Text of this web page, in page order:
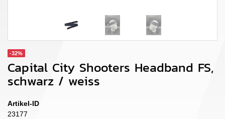
-32%
Capital City Shooters Headband FS,
schwarz / weiss
Artikel-ID
23177